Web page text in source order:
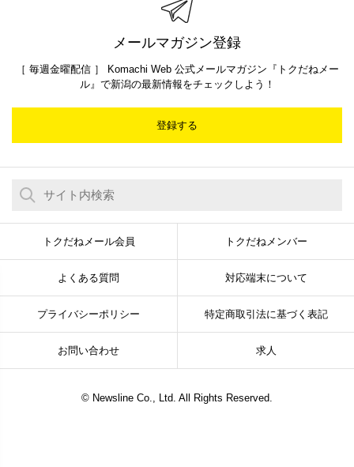
メールマガジン登録
［ 毎週金曜配信 ］ Komachi Web 公式メールマガジン『トクだねメー
ル』で新潟の最新情報をチェックしよう！
登録する
トクだねメール会員 トクだねメンバー
よくある質問 対応端末について
プライバシーポリシー 特定商取引法に基づく表記
お問い合わせ 求人
© Newsline Co., Ltd. All Rights Reserved.